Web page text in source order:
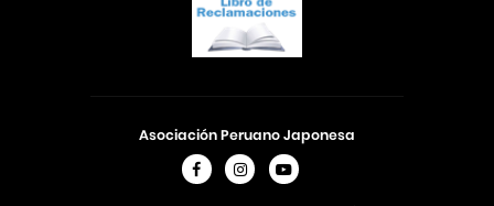
Asociación Peruano Japonesa